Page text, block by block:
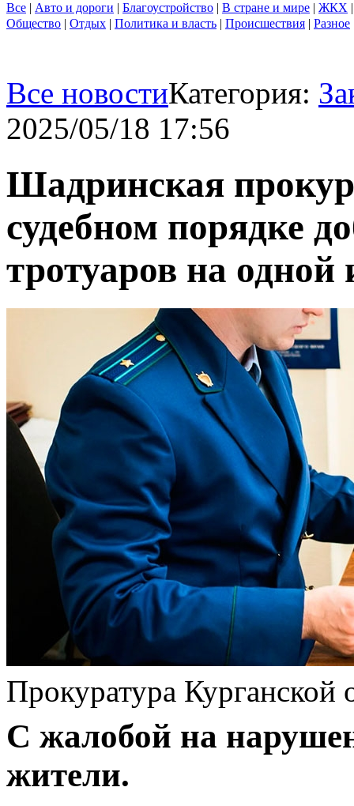
Все | Авто и дороги | Благоустройство | В стране и мире | ЖКХ
Общество | Отдых | Политика и власть | Происшествия | Разное
Все новостиКатегория:
2025/05/18 17:56
Шадринская
судебном порядке
тротуаров на одной
Прокуратура Курганской
С жалобой на
жители.